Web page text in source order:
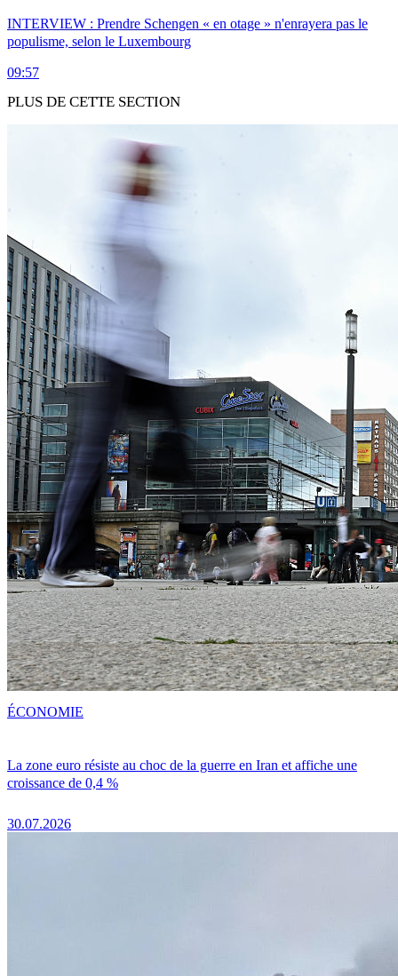
INTERVIEW : Prendre Schengen « en otage » n'enrayera pas le
populisme, selon le Luxembourg
09:57
PLUS DE CETTE SECTION
La zone euro résiste au choc de la guerre en Iran et affiche une
croissance de 0,4 %
30.07.2026
ÉCONOMIE